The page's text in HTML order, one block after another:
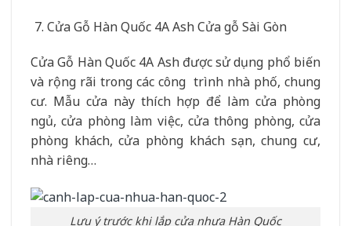
Cửa Gỗ Hàn Quốc 4A Ash Cửa gỗ Sài Gòn
Cửa Gỗ Hàn Quốc 4A Ash được sử dụng phổ biến
và rộng rãi trong các công trình nhà phố, chung
cư. Mẫu cửa này thích hợp để làm cửa phòng
ngủ, cửa phòng làm việc, cửa thông phòng, cửa
phòng khách, cửa phòng khách sạn, chung cư,
nhà riêng…
Lưu ý trước khi lắp cửa nhựa Hàn Quốc